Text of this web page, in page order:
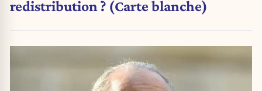
redistribution ? (Carte blanche)